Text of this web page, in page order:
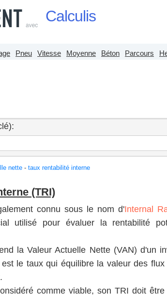
Calculis
Pneu Vitesse Moyenne Béton Parcours
nette- taux rentabilité interne
(TRI)
connu sous le nom d'Internal
utilisé pour évaluer la rentabilité
la Valeur Actuelle Nette (VAN) d'un
le taux qui équilibre la valeur des flux
comme viable, son TRI doit